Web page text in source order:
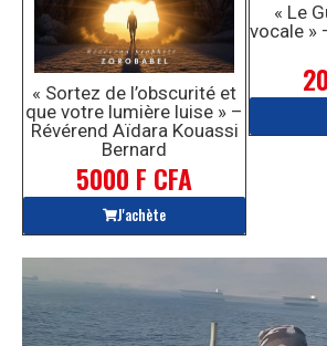
« Sortez de l’obscurité et
que votre lumière luise » –
Révérend Aïdara Kouassi
Bernard
5000 F CFA
J'achète
« Le
vocale »